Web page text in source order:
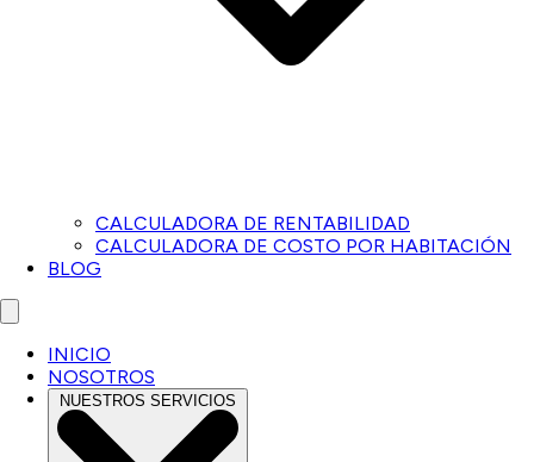
CALCULADORA DE RENTABILIDAD
CALCULADORA DE COSTO POR HABITACIÓN
BLOG
Close menu
INICIO
NOSOTROS
NUESTROS SERVICIOS